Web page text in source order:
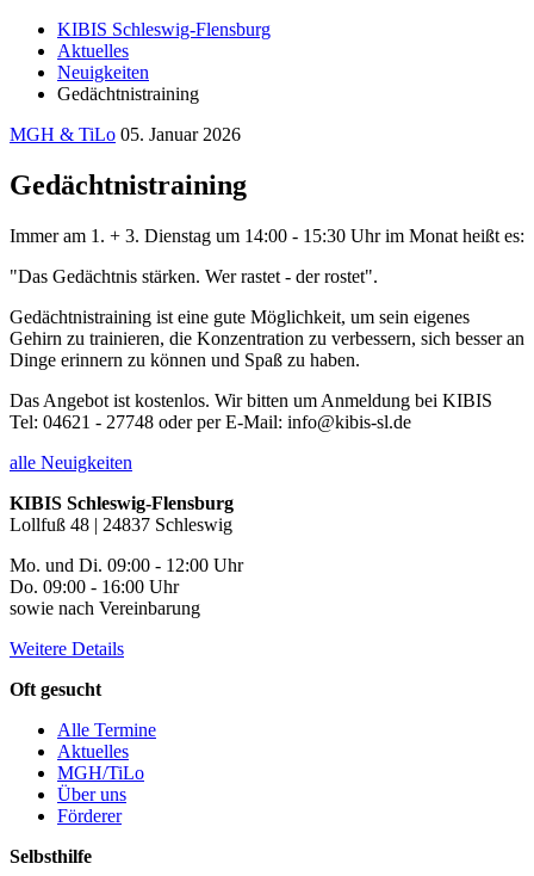
KIBIS Schleswig-Flensburg
Aktuelles
Neuigkeiten
Gedächtnistraining
MGH & TiLo 05. Januar 2026
Gedächtnistraining
Immer am 1. + 3. Dienstag um 14:00 - 15:30 Uhr im Monat heißt es:
"Das Gedächtnis stärken. Wer rastet - der rostet".
Gedächtnistraining ist eine gute Möglichkeit, um sein eigenes
Gehirn zu trainieren, die Konzentration zu verbessern, sich besser an
Dinge erinnern zu können und Spaß zu haben.
Das Angebot ist kostenlos. Wir bitten um Anmeldung bei KIBIS
Tel: 04621 - 27748 oder per E-Mail: info@kibis-sl.de
alle Neuigkeiten
KIBIS Schleswig-Flensburg
Lollfuß 48 | 24837 Schleswig
Mo. und Di. 09:00 - 12:00 Uhr
Do. 09:00 - 16:00 Uhr
sowie nach Vereinbarung
Weitere Details
Oft gesucht
Alle Termine
Aktuelles
MGH/TiLo
Über uns
Förderer
Selbsthilfe